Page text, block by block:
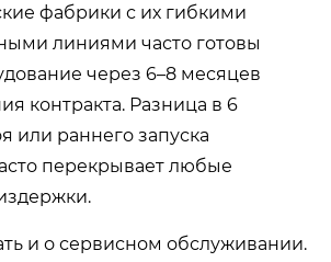
фабрики с их гибкими
линиями часто готовы
через 6–8 месяцев
контракта. Разница в 6
или раннего запуска
перекрывает любые
и о сервисном обслуживании.